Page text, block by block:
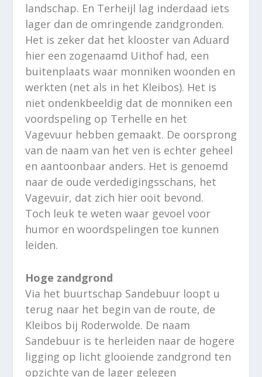
landschap. En Terheijl lag inderdaad iets
lager dan de omringende zandgronden.
Het is zeker dat het klooster van Aduard
hier een zogenaamd Uithof had, een
buitenplaats waar monniken woonden en
werkten (net als in het Kleibos). Het is
niet ondenkbeeldig dat de monniken een
voordspeling op Terhelle en het
Vagevuur hebben gemaakt. De oorsprong
van de naam van het ven is echter geheel
en aantoonbaar anders. Het is genoemd
naar de oude verdedigingsschans, het
Vagevuir, dat zich hier ooit bevond.
Toch leuk te weten waar gevoel voor
humor en woordspelingen toe kunnen
leiden.
Hoge zandgrond
Via het buurtschap Sandebuur loopt u
terug naar het begin van de route, de
Kleibos bij Roderwolde. De naam
Sandebuur is te herleiden naar de hogere
ligging op licht glooiende zandgrond ten
opzichte van de lager gelegen